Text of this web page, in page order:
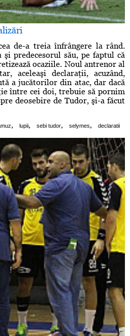
de-a treia înfrângere la rând.
predecesorul său, pe faptul că
ocaziile. Noul antrenor al
aceleaşi declaraţii, acuzând,
a jucătorilor din atac, dar dacă
între cei doi, trebuie să pornim
deosebire de Tudor, şi-a făcut
, lupii, sebi tudor, selymes, declaratii